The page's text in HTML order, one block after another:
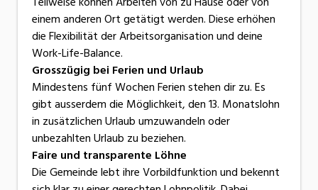
einem anderen Ort getätigt werden. Diese erhöhen
die Flexibilität der Arbeitsorganisation und deine
Work-Life-Balance.
Grosszügig bei Ferien und Urlaub
Mindestens fünf Wochen Ferien stehen dir zu. Es
gibt ausserdem die Möglichkeit, den 13. Monatslohn
in zusätzlichen Urlaub umzuwandeln oder
unbezahlten Urlaub zu beziehen.
Faire und transparente Löhne
Die Gemeinde lebt ihre Vorbildfunktion und bekennt